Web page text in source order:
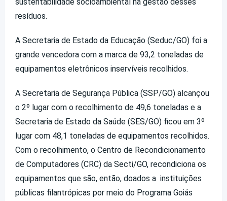
resíduos.
A Secretaria de Estado da Educação (Seduc/GO) foi a
grande vencedora com a marca de 93,2 toneladas de
equipamentos eletrônicos inservíveis recolhidos.
A Secretaria de Segurança Pública (SSP/GO) alcançou
o 2º lugar com o recolhimento de 49,6 toneladas e a
Secretaria de Estado da Saúde (SES/GO) ficou em 3º
lugar com 48,1 toneladas de equipamentos recolhidos.
Com o recolhimento, o Centro de Recondicionamento
de Computadores (CRC) da Secti/GO, recondiciona os
equipamentos que são, então, doados a instituições
públicas filantrópicas por meio do Programa Goiás